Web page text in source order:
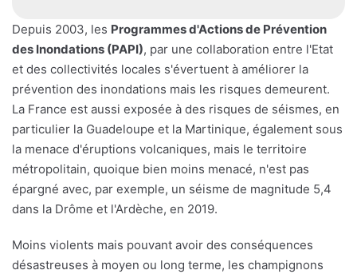
Depuis 2003, les Programmes d'Actions de Prévention
des Inondations (PAPI), par une collaboration entre l'Etat
et des collectivités locales s'évertuent à améliorer la
prévention des inondations mais les risques demeurent.
La France est aussi exposée à des risques de séismes, en
particulier la Guadeloupe et la Martinique, également sous
la menace d'éruptions volcaniques, mais le territoire
métropolitain, quoique bien moins menacé, n'est pas
épargné avec, par exemple, un séisme de magnitude 5,4
dans la Drôme et l'Ardèche, en 2019.
Moins violents mais pouvant avoir des conséquences
désastreuses à moyen ou long terme, les champignons